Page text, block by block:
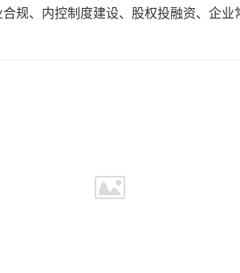
规、内控制度建设、股权投融资、企